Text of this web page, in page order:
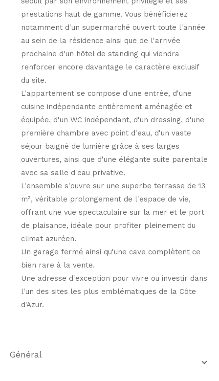
prestations haut de gamme. Vous bénéficierez
notamment d'un supermarché ouvert toute l'année
au sein de la résidence ainsi que de l'arrivée
prochaine d'un hôtel de standing qui viendra
renforcer encore davantage le caractère exclusif
du site.
L'appartement se compose d'une entrée, d'une
cuisine indépendante entièrement aménagée et
équipée, d'un WC indépendant, d'un dressing, d'une
première chambre avec point d'eau, d'un vaste
séjour baigné de lumière grâce à ses larges
ouvertures, ainsi que d'une élégante suite parentale
avec sa salle d'eau privative.
L'ensemble s'ouvre sur une superbe terrasse de 13
m², véritable prolongement de l'espace de vie,
offrant une vue spectaculaire sur la mer et le port
de plaisance, idéale pour profiter pleinement du
climat azuréen.
Un garage fermé ainsi qu'une cave complètent ce
bien rare à la vente.
Une adresse d'exception pour vivre ou investir dans
l'un des sites les plus emblématiques de la Côte
d'Azur.
général